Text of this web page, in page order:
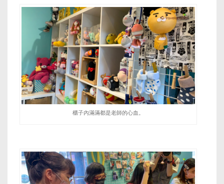
櫃子內滿滿都是老師的心血。